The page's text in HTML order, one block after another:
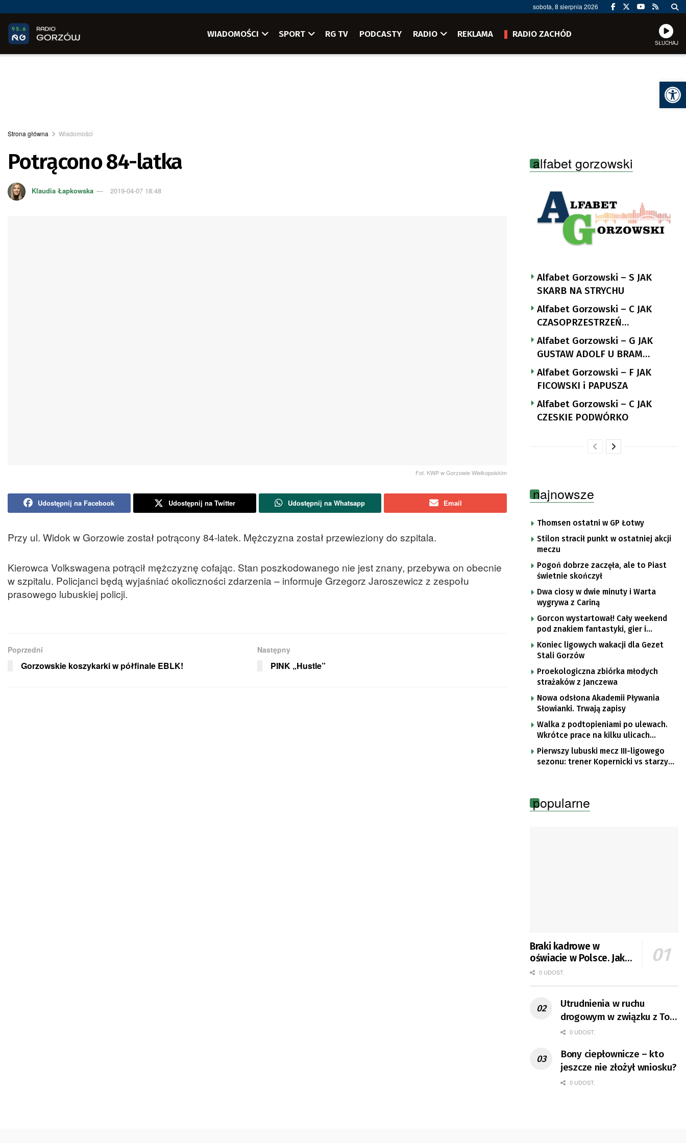
sobota, 8 sierpnia 2026
WIADOMOŚCI SPORT RG TV PODCASTY RADIO REKLAMA RADIO ZACHÓD
SŁUCHAJ
Strona główna Wiadomości
Potrącono 84-latka
Klaudia Łapkowska 2019-04-07 18:48
Fot. KWP w Gorzowie Wielkopolskim
Udostępnij na Facebook Udostępnij na Twitter Udostępnij na Whatsapp Email
Przy ul. Widok w Gorzowie został potrącony 84-latek. Mężczyzna został przewieziony do szpitala.
Kierowca Volkswagena potrącił mężczyznę cofając. Stan poszkodowanego nie jest znany, przebywa on obecnie
w szpitalu. Policjanci będą wyjaśniać okoliczności zdarzenia – informuje Grzegorz Jaroszewicz z zespołu
prasowego lubuskiej policji.
Poprzedni
Gorzowskie koszykarki w półfinale EBLK!
Następny
PINK „Hustle”
alfabet gorzowski
Alfabet Gorzowski – S JAK
SKARB NA STRYCHU
Alfabet Gorzowski – C JAK
CZASOPRZESTRZEŃ
NUTTGENSA
Alfabet Gorzowski – G JAK
GUSTAW ADOLF U BRAM
LANDSBERGA
Alfabet Gorzowski – F JAK
FICOWSKI i PAPUSZA
Alfabet Gorzowski – C JAK
CZESKIE PODWÓRKO
najnowsze
Thomsen ostatni w GP Łotwy
Stilon stracił punkt w ostatniej akcji
meczu
Pogoń dobrze zaczęła, ale to Piast
świetnie skończył
Dwa ciosy w dwie minuty i Warta
wygrywa z Cariną
Gorcon wystartował! Cały weekend
pod znakiem fantastyki, gier i
popkultury
Koniec ligowych wakacji dla Gezet
Stali Gorzów
Proekologiczna zbiórka młodych
strażaków z Janczewa
Nowa odsłona Akademii Pływania
Słowianki. Trwają zapisy
Walka z podtopieniami po ulewach.
Wkrótce prace na kilku ulicach
Gorzowa
Pierwszy lubuski mecz III-ligowego
sezonu: trener Kopernicki vs starzy
popularne
Braki kadrowe w
oświacie w Polsce. Jak
jest w Gorzowie?
0 UDOST.
Utrudnienia w ruchu
drogowym w związku z Tour
de Pologne
0 UDOST.
Bony ciepłownicze – kto
jeszcze nie złożył wniosku?
0 UDOST.